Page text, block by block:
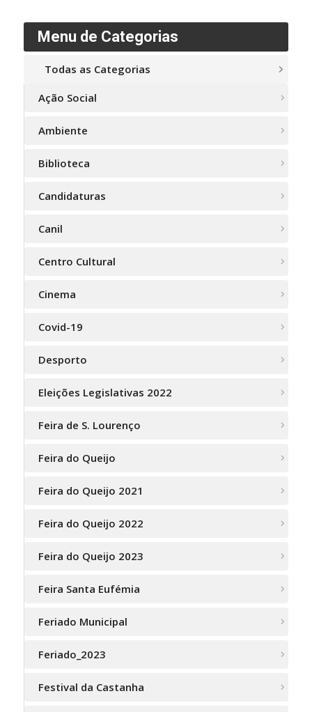
Menu de Categorias
Todas as Categorias
Ação Social
Ambiente
Biblioteca
Candidaturas
Canil
Centro Cultural
Cinema
Covid-19
Desporto
Eleições Legislativas 2022
Feira de S. Lourenço
Feira do Queijo
Feira do Queijo 2021
Feira do Queijo 2022
Feira do Queijo 2023
Feira Santa Eufémia
Feriado Municipal
Feriado_2023
Festival da Castanha